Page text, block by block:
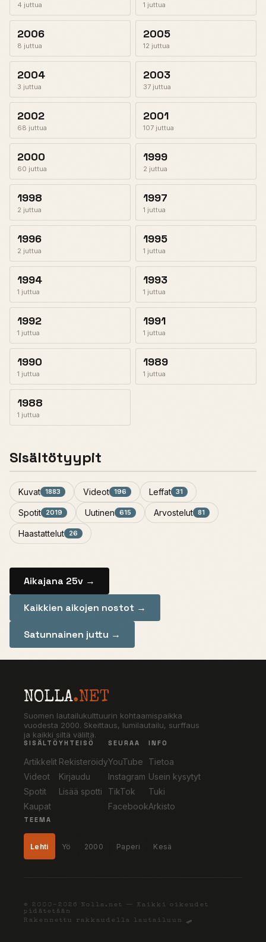
4 juttua 1 juttua
2006
8 juttua
2005
12 juttua
2004
3 juttua
2003
37 juttua
2002
68 juttua
2001
107 juttua
2000
60 juttua
1999
2 juttua
1998
2 juttua
1997
1 juttua
1996
2 juttua
1995
1 juttua
1994
1 juttua
1993
1 juttua
1992
1 juttua
1991
1 juttua
1990
1 juttua
1989
1 juttua
1988
1 juttua
Sisältötyypit
Kuvat 1883 Videot 196 Leffat 31
Spotit 2019 Uutinen 615 Arvostelut 81
Haastattelut 26
Aikajana 25v →
Kaikkien aikojen nostot →
Satunnainen juttu →
NOLLA.NET
Suomen lautailukulttuurin kohtaamispaikka
vuodesta 2000. Skeittaus, lumilautailu, surffaus
ja kaikki siltä väliltä.
SISÄLTÖ
Artikkelit
Videot
Spotit
Kaupat
YHTEISÖ
Rekisteröidy
Kirjaudu
Lisää spotti
SEURAA
YouTube
Instagram
TikTok
Facebook
INFO
Tietoa
Usein kysytyt
Tuki
Arkisto
TEEMA
Lehti Yö 2000 Paperi Kesä
© 2000–2026 Nolla.net — Kaikki oikeudet
pidätetään
Rakennettu rakkaudella lautailuun 🛹